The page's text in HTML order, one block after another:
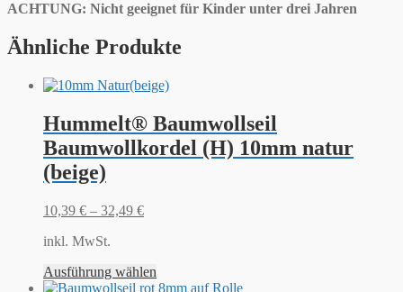
ACHTUNG: Nicht geeignet für Kinder unter drei Jahren
Ähnliche Produkte
Hummelt® Baumwollseil
Baumwollkordel (H) 10mm natur
(beige)
10,39 € – 32,49 €
inkl. MwSt.
Ausführung wählen